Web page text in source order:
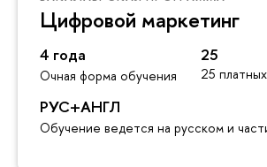
Цифровой маркетинг
4 года
Очная форма обучения
25
25
РУС+АНГЛ
Обучение ведется на русском и